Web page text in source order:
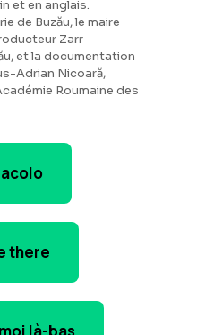
et en anglais.
de Buzău, le maire
Zarr
et la documentation
Adrian Nicoară,
Roumaine des
there